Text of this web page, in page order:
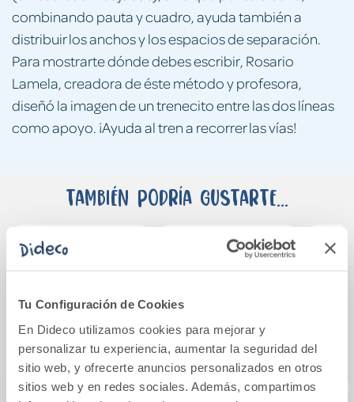
Tu Configuración de Cookies
En Dideco utilizamos cookies para mejorar y
personalizar tu experiencia, aumentar la seguridad del
sitio web, y ofrecerte anuncios personalizados en otros
sitios web y en redes sociales. Además, compartimos
combinando pauta y cuadro, ayuda también a
distribuir los anchos y los espacios de separación.
Para mostrarte dónde debes escribir, Rosario
Lamela, creadora de éste método y profesora,
diseñó la imagen de un trenecito entre las dos líneas
como apoyo. ¡Ayuda al tren a recorrer las vías!
También podría gustarte...